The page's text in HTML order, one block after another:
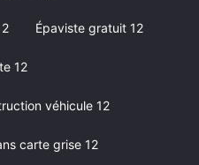
Épaviste gratuit 12
12
véhicule 12
carte grise 12